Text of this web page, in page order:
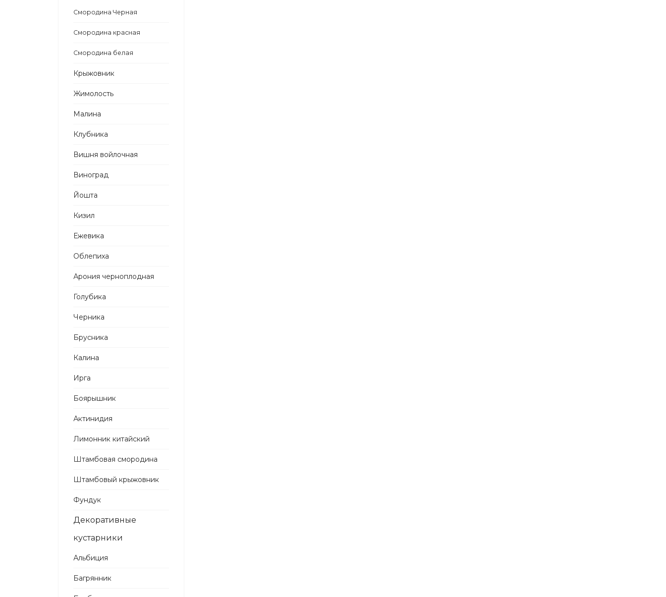
Смородина Черная
Смородина красная
Смородина белая
Крыжовник
Жимолость
Малина
Клубника
Вишня войлочная
Виноград
Йошта
Кизил
Ежевика
Облепиха
Арония черноплодная
Голубика
Черника
Брусника
Калина
Ирга
Боярышник
Актинидия
Лимонник китайский
Штамбовая смородина
Штамбовый крыжовник
Фундук
Декоративные
кустарники
Альбиция
Багрянник